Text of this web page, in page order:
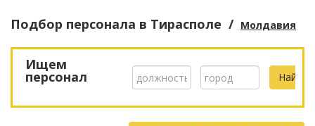
Подбор персонала в Тирасполе / Молдавия
Ищем
персонал